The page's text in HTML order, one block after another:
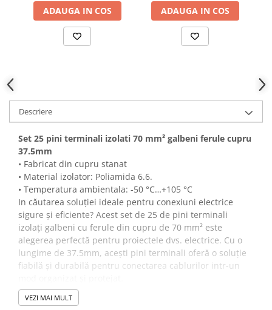
ADAUGA IN COS ADAUGA IN COS
Descriere
Set 25 pini terminali izolati 70 mm² galbeni ferule cupru
37.5mm
• Fabricat din cupru stanat
• Material izolator: Poliamida 6.6.
• Temperatura ambientala: -50 °C…+105 °C
In căutarea soluției ideale pentru conexiuni electrice
sigure și eficiente? Acest set de 25 de pini terminali
izolați galbeni cu ferule din cupru de 70 mm² este
alegerea perfectă pentru proiectele dvs. electrice. Cu o
lungime de 37.5mm, acești pini terminali oferă o soluție
fiabilă și durabilă pentru conectarea cablurilor intr-un
Caracteristici cheie:
Conexiuni sigure:
VEZI MAI MULT